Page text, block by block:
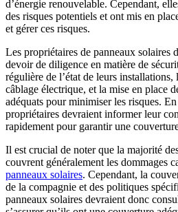
d’énergie renouvelable. Cependant,
des risques potentiels et ont mis en
et gérer ces risques.
Les propriétaires de panneaux solaires
devoir de diligence en matière de
régulière de l’état de leurs installations,
câblage électrique, et la mise en place
adéquats pour minimiser les risques.
propriétaires devraient informer leur
rapidement pour garantir une
Il est crucial de noter que la majorité
couvrent généralement les dommages
panneaux solaires. Cependant, la
de la compagnie et des politiques
panneaux solaires devraient donc